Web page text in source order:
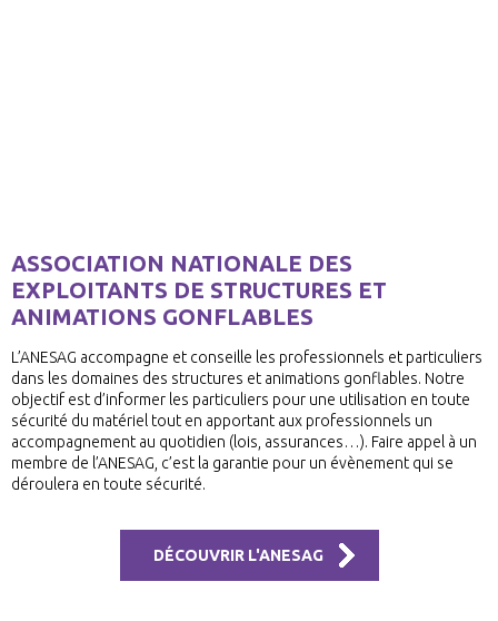
ASSOCIATION NATIONALE DES
EXPLOITANTS DE STRUCTURES ET
ANIMATIONS GONFLABLES
L’ANESAG accompagne et conseille les professionnels et particuliers
dans les domaines des structures et animations gonflables. Notre
objectif est d’informer les particuliers pour une utilisation en toute
sécurité du matériel tout en apportant aux professionnels un
accompagnement au quotidien (lois, assurances…). Faire appel à un
membre de l’ANESAG, c’est la garantie pour un évènement qui se
déroulera en toute sécurité.
DÉCOUVRIR L'ANESAG